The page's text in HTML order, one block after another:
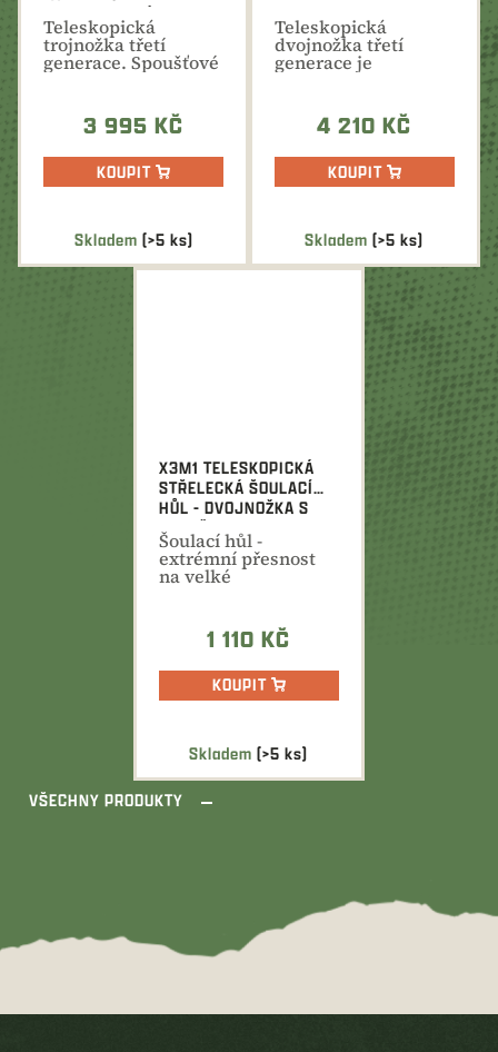
Skladem (>5 ks)
TELESKOPICKÁ
TROJNOŽKA
Teleskopická
trojnožka třetí
generace. Spoušťové
ovládání, tichý
3 995 KČ
KOUPIT
Skladem(>5 ks)
SHOCKEY TALL BI POD
GEN III
Teleskopická
dvojnožka třetí
generace je
dokonalou oporou
4 210 KČ
KOUPIT
Skladem(>5 ks)
X3M1 TELESKOPICKÁ
STŘELECKÁ ŠOULACÍ
HŮL - DVOJNOŽKA S
PODPĚROU
Šoulací hůl -
extrémní přesnost
na velké
1 110 KČ
KOUPIT
VŠECHNY PRODUKTY